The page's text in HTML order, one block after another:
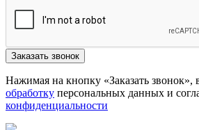
Нажимая на кнопку «Заказать звонок»,
обработку персональных данных и
конфиденциальности